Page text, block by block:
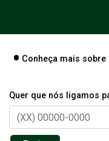
Conheça mais sobre
Quer que nós ligamos